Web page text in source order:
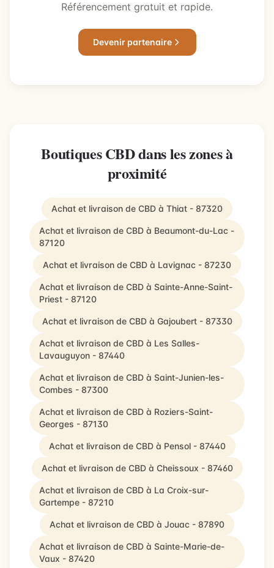
Référencement gratuit et rapide.
Devenir partenaire
Boutiques CBD dans les zones à
proximité
Achat et livraison de CBD à Thiat - 87320
Achat et livraison de CBD à Beaumont-du-Lac -
87120
Achat et livraison de CBD à Lavignac - 87230
Achat et livraison de CBD à Sainte-Anne-Saint-
Priest - 87120
Achat et livraison de CBD à Gajoubert - 87330
Achat et livraison de CBD à Les Salles-
Lavauguyon - 87440
Achat et livraison de CBD à Saint-Junien-les-
Combes - 87300
Achat et livraison de CBD à Roziers-Saint-
Georges - 87130
Achat et livraison de CBD à Pensol - 87440
Achat et livraison de CBD à Cheissoux - 87460
Achat et livraison de CBD à La Croix-sur-
Gartempe - 87210
Achat et livraison de CBD à Jouac - 87890
Achat et livraison de CBD à Sainte-Marie-de-
Vaux - 87420